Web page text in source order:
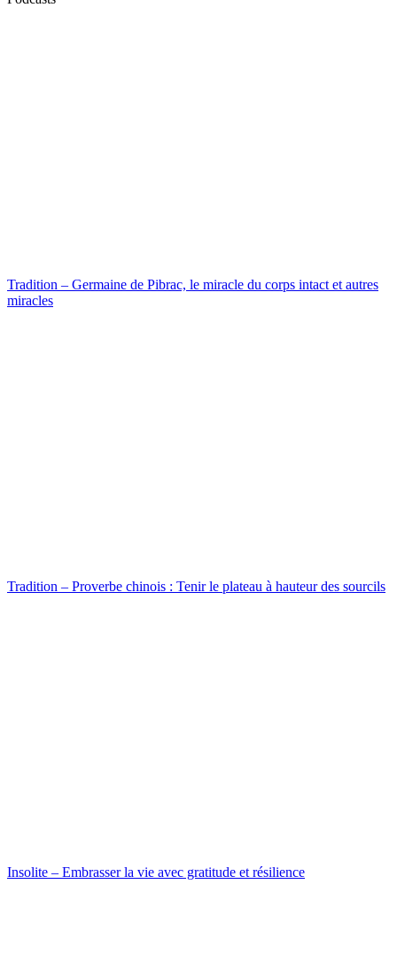
Tradition – Germaine de Pibrac, le miracle du corps intact et autres
miracles
Tradition – Proverbe chinois : Tenir le plateau à hauteur des sourcils
Insolite – Embrasser la vie avec gratitude et résilience